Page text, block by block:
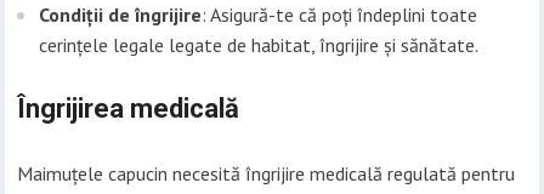
Condiții de îngrijire: Asigură-te că poți îndeplini toate
cerințele legale legate de habitat, îngrijire și sănătate.
Îngrijirea medicală
Maimuțele capucin necesită îngrijire medicală regulată pentru